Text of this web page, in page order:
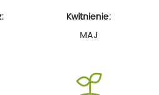
Kwitnienie:
MAJ